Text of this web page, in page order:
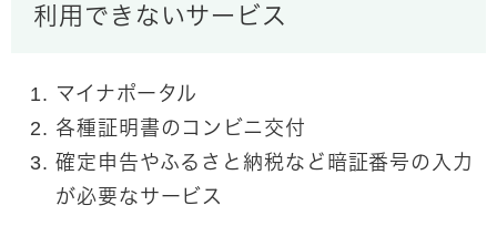
利用できないサービス
マイナポータル
各種証明書のコンビニ交付
確定申告やふるさと納税など暗証番号の入力
が必要なサービス